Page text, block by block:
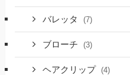
バレッタ (7)
ブローチ (3)
ヘアクリップ (4)